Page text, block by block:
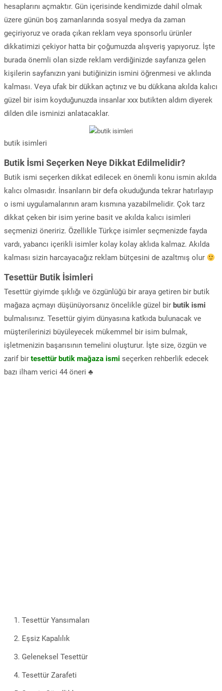
hesaplarını açmaktır. Gün içerisinde kendimizde dahil olmak
üzere günün boş zamanlarında sosyal medya da zaman
geçiriyoruz ve orada çıkan reklam veya sponsorlu ürünler
dikkatimizi çekiyor hatta bir çoğumuzda alışveriş yapıyoruz. İşte
burada önemli olan sizde reklam verdiğinizde sayfanıza gelen
kişilerin sayfanızın yani butiğinizin ismini öğrenmesi ve aklında
kalması. Veya ufak bir dükkan açtınız ve bu dükkana akılda kalıcı
güzel bir isim koyduğunuzda insanlar xxx butikten aldım diyerek
dilden dile isminizi anlatacaklar.
butik isimleri
Butik İsmi Seçerken Neye Dikkat Edilmelidir?
Butik ismi seçerken dikkat edilecek en önemli konu ismin akılda
kalıcı olmasıdır. İnsanların bir defa okuduğunda tekrar hatırlayıp
o ismi uygulamalarının aram kısmına yazabilmelidir. Çok tarz
dikkat çeken bir isim yerine basit ve akılda kalıcı isimleri
seçmenizi öneririz. Özellikle Türkçe isimler seçmenizde fayda
vardı, yabancı içerikli isimler kolay kolay aklıda kalmaz. Akılda
kalması sizin harcayacağız reklam bütçesini de azaltmış olur
Tesettür Butik İsimleri
Tesettür giyimde şıklığı ve özgünlüğü bir araya getiren bir butik
mağaza açmayı düşünüyorsanız öncelikle güzel bir butik ismi
bulmalısınız. Tesettür giyim dünyasına katkıda bulunacak ve
müşterilerinizi büyüleyecek mükemmel bir isim bulmak,
işletmenizin başarısının temelini oluşturur. İşte size, özgün ve
zarif bir tesettür butik mağaza ismi seçerken rehberlik edecek
bazı ilham verici 44 öneri ♣
Tesettür Yansımaları
Eşsiz Kapalılık
Geleneksel Tesettür
Tesettür Zarafeti